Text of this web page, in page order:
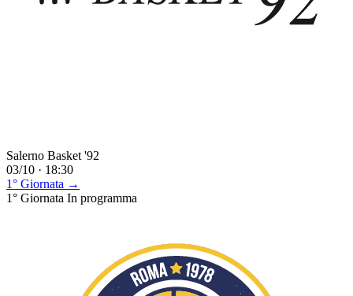
Salerno Basket '92
03/10 · 18:30
1° Giornata →
1° Giornata In programma